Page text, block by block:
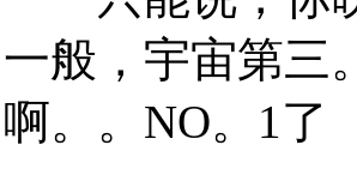
一般，宇宙第三
啊。。NO。1了